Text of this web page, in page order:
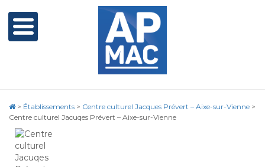
> Établissements > Centre culturel Jacques Prévert – Aixe-sur-Vienne >
Centre culturel Jacuqes Prévert – Aixe-sur-Vienne